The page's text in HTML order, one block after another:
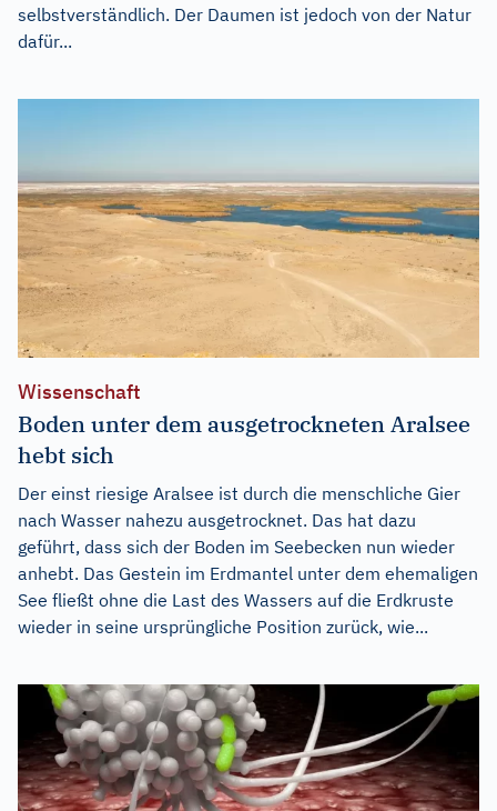
selbstverständlich. Der Daumen ist jedoch von der Natur
dafür...
Wissenschaft
Boden unter dem ausgetrockneten Aralsee
hebt sich
Der einst riesige Aralsee ist durch die menschliche Gier
nach Wasser nahezu ausgetrocknet. Das hat dazu
geführt, dass sich der Boden im Seebecken nun wieder
anhebt. Das Gestein im Erdmantel unter dem ehemaligen
See fließt ohne die Last des Wassers auf die Erdkruste
wieder in seine ursprüngliche Position zurück, wie...